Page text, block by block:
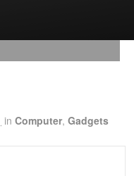
in Computer, Gadgets